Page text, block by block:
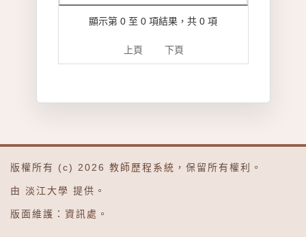
顯示第 0 至 0 項結果，共 0 項
上頁 下頁
版權所有 (c) 2026 教師歷程系統 ，保留所有權利。
由 淡江大學 提供。
版面維護： 資訊處 。